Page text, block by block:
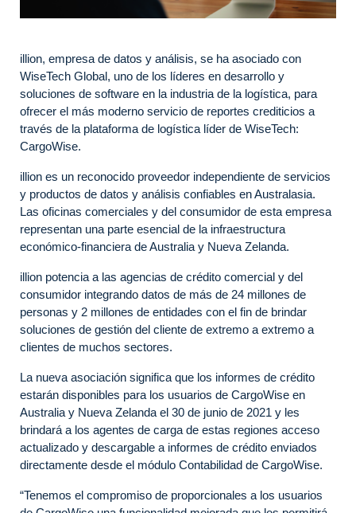
illion, empresa de datos y análisis, se ha asociado con
WiseTech Global, uno de los líderes en desarrollo y
soluciones de software en la industria de la logística, para
ofrecer el más moderno servicio de reportes crediticios a
través de la plataforma de logística líder de WiseTech:
CargoWise.
illion es un reconocido proveedor independiente de servicios
y productos de datos y análisis confiables en Australasia.
Las oficinas comerciales y del consumidor de esta empresa
representan una parte esencial de la infraestructura
económico-financiera de Australia y Nueva Zelanda.
illion potencia a las agencias de crédito comercial y del
consumidor integrando datos de más de 24 millones de
personas y 2 millones de entidades con el fin de brindar
soluciones de gestión del cliente de extremo a extremo a
clientes de muchos sectores.
La nueva asociación significa que los informes de crédito
estarán disponibles para los usuarios de CargoWise en
Australia y Nueva Zelanda el 30 de junio de 2021 y les
brindará a los agentes de carga de estas regiones acceso
actualizado y descargable a informes de crédito enviados
directamente desde el módulo Contabilidad de CargoWise.
“Tenemos el compromiso de proporcionales a los usuarios